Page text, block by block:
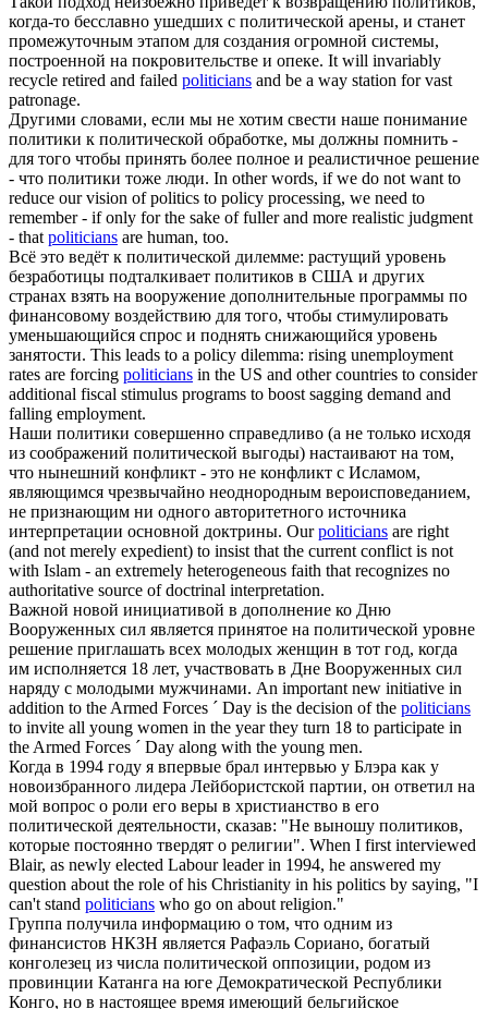
когда-то бесславно ушедших с политической арены, и станет
промежуточным этапом для создания огромной системы,
построенной на покровительстве и опеке. It will invariably
recycle retired and failed politicians and be a way station for vast
patronage.
Другими словами, если мы не хотим свести наше понимание
политики к политической обработке, мы должны помнить -
для того чтобы принять более полное и реалистичное решение
- что политики тоже люди. In other words, if we do not want to
reduce our vision of politics to policy processing, we need to
remember - if only for the sake of fuller and more realistic judgment
- thatpoliticians are human, too.
Всё это ведёт к политической дилемме: растущий уровень
безработицы подталкивает политиков в США и других
странах взять на вооружение дополнительные программы по
финансовому воздействию для того, чтобы стимулировать
уменьшающийся спрос и поднять снижающийся уровень
занятости. This leads to a policy dilemma: rising unemployment
rates are forcing politicians in the US and other countries to consider
additional fiscal stimulus programs to boost sagging demand and
falling employment.
Наши политики совершенно справедливо (а не только исходя
из соображений политической выгоды) настаивают на том,
что нынешний конфликт - это не конфликт с Исламом,
являющимся чрезвычайно неоднородным вероисповеданием,
не признающим ни одного авторитетного источника
интерпретации основной доктрины. Ourpoliticians are right
(and not merely expedient) to insist that the current conflict is not
with Islam - an extremely heterogeneous faith that recognizes no
authoritative source of doctrinal interpretation.
Важной новой инициативой в дополнение ко Дню
Вооруженных сил является принятое на политической уровне
решение приглашать всех молодых женщин в тот год, когда
им исполняется 18 лет, участвовать в Дне Вооруженных сил
наряду с молодыми мужчинами. An important new initiative in
addition to the Armed Forces ´ Day is the decision of the politicians
to invite all young women in the year they turn 18 to participate in
the Armed Forces ´ Day along with the young men.
Когда в 1994 году я впервые брал интервью у Блэра как у
новоизбранного лидера Лейбористской партии, он ответил на
мой вопрос о роли его веры в христианство в его
политической деятельности, сказав: "Не выношу политиков,
которые постоянно твердят о религии". When I first interviewed
Blair, as newly elected Labour leader in 1994, he answered my
question about the role of his Christianity in his politics by saying, "I
can't stand politicians who go on about religion."
Группа получила информацию о том, что одним из
финансистов НКЗН является Рафаэль Сориано, богатый
конголезец из числа политической оппозиции, родом из
провинции Катанга на юге Демократической Республики
Конго, но в настоящее время имеющий бельгийское